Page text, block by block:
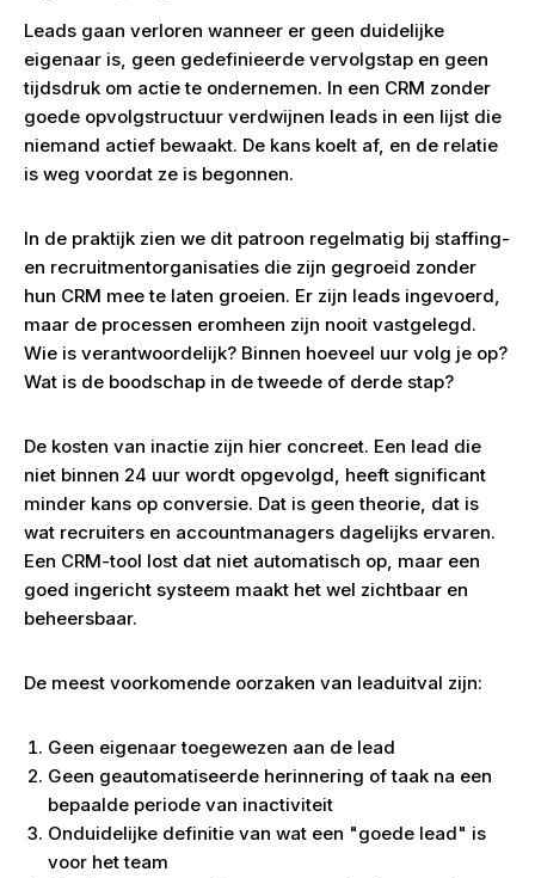
Leads gaan verloren wanneer er geen duidelijke
eigenaar is, geen gedefinieerde vervolgstap en geen
tijdsdruk om actie te ondernemen. In een CRM zonder
goede opvolgstructuur verdwijnen leads in een lijst die
niemand actief bewaakt. De kans koelt af, en de relatie
is weg voordat ze is begonnen.
In de praktijk zien we dit patroon regelmatig bij staffing-
en recruitmentorganisaties die zijn gegroeid zonder
hun CRM mee te laten groeien. Er zijn leads ingevoerd,
maar de processen eromheen zijn nooit vastgelegd.
Wie is verantwoordelijk? Binnen hoeveel uur volg je op?
Wat is de boodschap in de tweede of derde stap?
De kosten van inactie zijn hier concreet. Een lead die
niet binnen 24 uur wordt opgevolgd, heeft significant
minder kans op conversie. Dat is geen theorie, dat is
wat recruiters en accountmanagers dagelijks ervaren.
Een CRM-tool lost dat niet automatisch op, maar een
goed ingericht systeem maakt het wel zichtbaar en
beheersbaar.
De meest voorkomende oorzaken van leaduitval zijn:
Geen eigenaar toegewezen aan de lead
Geen geautomatiseerde herinnering of taak na een
bepaalde periode van inactiviteit
Onduidelijke definitie van wat een "goede lead" is
voor het team